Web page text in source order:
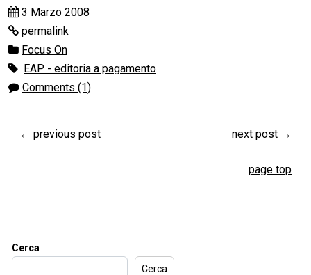
3 Marzo 2008
permalink
Focus On
EAP - editoria a pagamento
Comments (1)
← previous post next post →
page top
Cerca
Cerca